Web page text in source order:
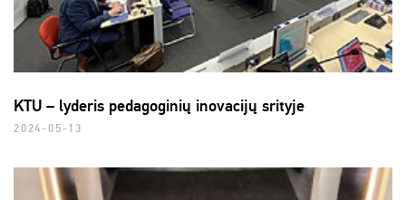
KTU – lyderis pedagoginių inovacijų srityje
2024-05-13